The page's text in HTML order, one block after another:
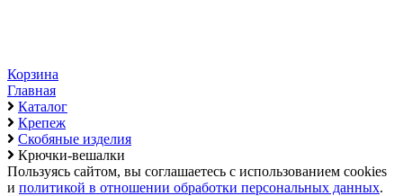
Корзина
Главная
Каталог
Крепеж
Скобяные изделия
Крючки-вешалки
Пользуясь сайтом, вы соглашаетесь с использованием cookies
и политикой в отношении обработки персональных данных.